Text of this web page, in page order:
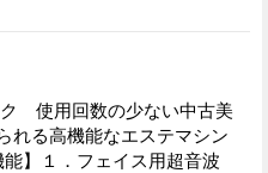
使用回数の少ない中古美
る高機能なエステマシン
能】１．フェイス用超音波